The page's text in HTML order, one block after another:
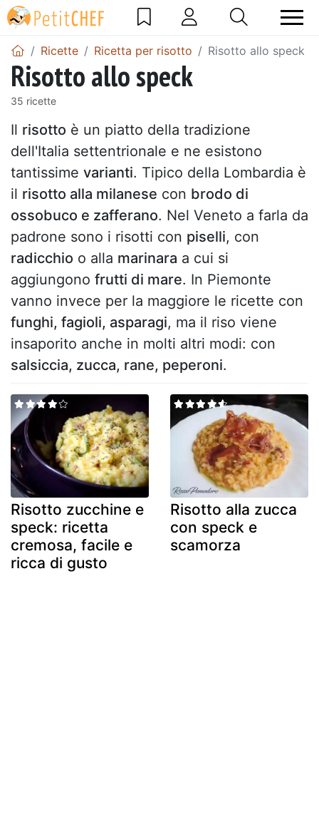
Ricette Ricetta per risotto Risotto allo speck
Risotto allo speck
35 ricette
Il risotto è un piatto della tradizione
dell'Italia settentrionale e ne esistono
tantissime varianti. Tipico della Lombardia è
il risotto alla milanese con brodo di
ossobuco e zafferano. Nel Veneto a farla da
padrone sono i risotti con piselli, con
radicchio o alla marinara a cui si
aggiungono frutti di mare. In Piemonte
vanno invece per la maggiore le ricette con
funghi, fagioli, asparagi, ma il riso viene
insaporito anche in molti altri modi: con
salsiccia, zucca, rane, peperoni.
Risotto zucchine e
speck: ricetta
cremosa, facile e
ricca di gusto
Risotto alla zucca
con speck e
scamorza